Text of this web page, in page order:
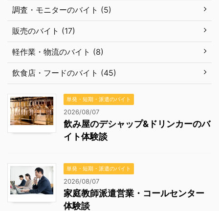
調査・モニターのバイト (5)
販売のバイト (17)
軽作業・物流のバイト (8)
飲食店・フードのバイト (45)
単発・短期・派遣のバイト
2026/08/07
飲み屋のデシャップ&ドリンカーのバ
イト体験談
単発・短期・派遣のバイト
2026/08/07
家庭教師派遣営業・コールセンター
体験談